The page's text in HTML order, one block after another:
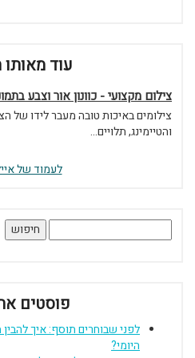
עוד
צילום מקצועי - כוונון אור וצבע
צילומים באיכות טובה מעבר לידו של
והטיימינג, תלויים...
לעמוד של
פוסטים
לפני שבוחרים תוסף: איך
היומי?